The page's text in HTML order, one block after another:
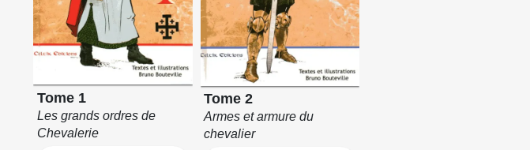
Tome 1
Les grands ordres de
Chevalerie
Tome 2
Armes et armure du
chevalier